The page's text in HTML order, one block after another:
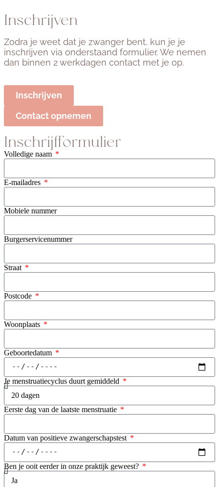
Inschrijven
Zodra je weet dat je zwanger bent, kun je je
inschrijven via onderstaand formulier. We nemen
dan binnen 2 werkdagen contact met je op.
Inschrijven
Contact opnemen
Inschrijfformulier
Volledige naam
E-mailadres
Mobiele nummer
Burgerservicenummer
Straat
Postcode
Woonplaats
Geboortedatum
Je menstruatiecyclus duurt gemiddeld
Eerste dag van de laatste menstruatie
Datum van positieve zwangerschapstest
Ben je ooit eerder in onze praktijk geweest?